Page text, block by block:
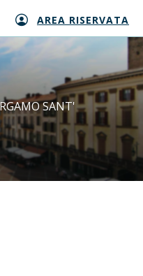
AREA RISERVATA
SANT'